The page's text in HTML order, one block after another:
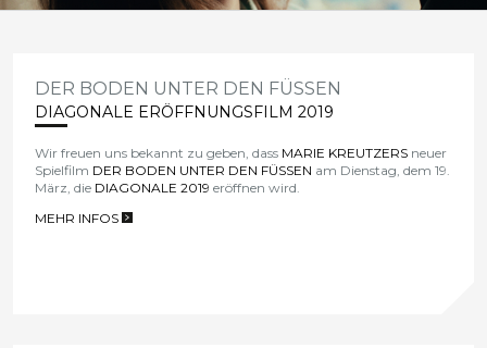
DER BODEN UNTER DEN FÜSSEN
DIAGONALE ERÖFFNUNGSFILM 2019
Wir freuen uns bekannt zu geben, dass MARIE KREUTZERS neuer
Spielfilm DER BODEN UNTER DEN FÜSSEN am Dienstag, dem 19.
März, die DIAGONALE 2019 eröffnen wird.
MEHR INFOS